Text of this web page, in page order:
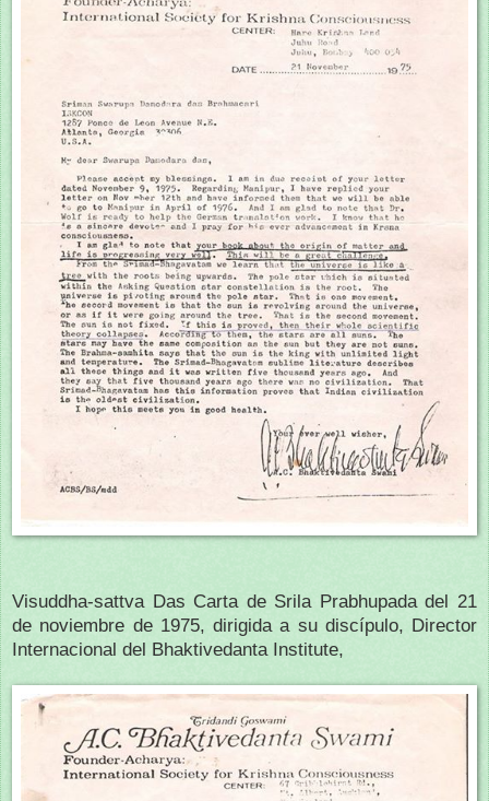
Visuddha-sattva Das Carta de Srila Prabhupada del 21
de noviembre de 1975, dirigida a su discípulo, Director
Internacional del Bhaktivedanta Institute,